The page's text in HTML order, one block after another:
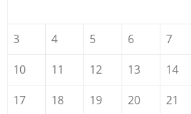
3
4 5 6 7
10
11 12 13 14
17
18 19 20 21